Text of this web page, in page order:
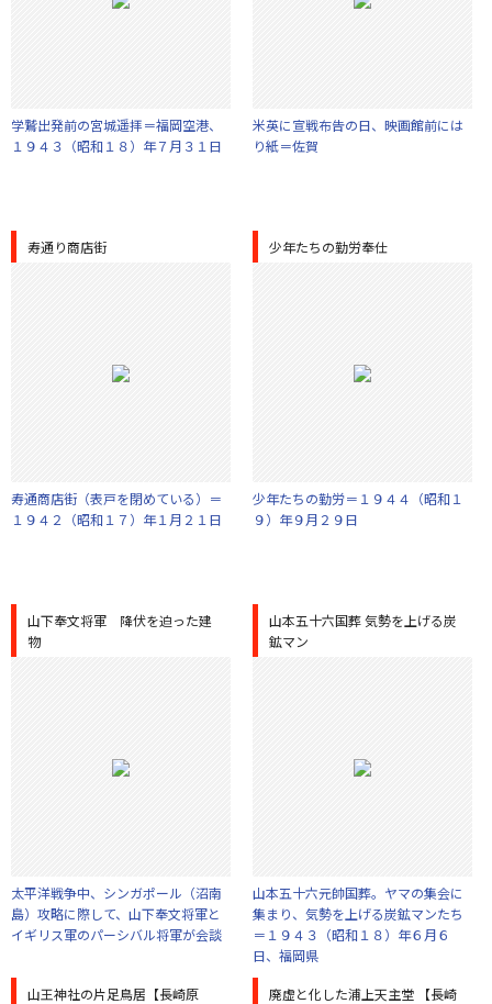
学鷲出発前の宮城遥拝＝福岡空港、
１９４３（昭和１８）年７月３１日
米英に宣戦布告の日、映画館前には
り紙＝佐賀
寿通り商店街
寿通商店街（表戸を閉めている）＝
１９４２（昭和１７）年１月２１日
少年たちの勤労奉仕
少年たちの勤労＝１９４４（昭和１
９）年９月２９日
山下奉文将軍 降伏を迫った建
物
太平洋戦争中、シンガポール（沼南
島）攻略に際して、山下奉文将軍と
イギリス軍のパーシバル将軍が会談
山本五十六国葬 気勢を上げる炭
鉱マン
山本五十六元帥国葬。ヤマの集会に
集まり、気勢を上げる炭鉱マンたち
＝１９４３（昭和１８）年６月６
日、福岡県
山王神社の片足鳥居【長崎原
廃虚と化した浦上天主堂 【長崎